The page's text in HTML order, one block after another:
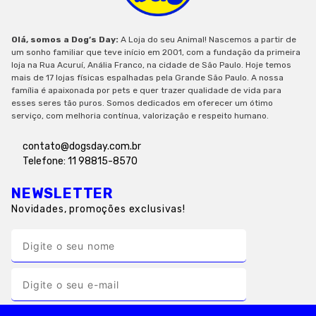
Olá, somos a Dog’s Day: A Loja do seu Animal! Nascemos a partir de
um sonho familiar que teve início em 2001, com a fundação da primeira
loja na Rua Acuruí, Anália Franco, na cidade de São Paulo. Hoje temos
mais de 17 lojas físicas espalhadas pela Grande São Paulo. A nossa
família é apaixonada por pets e quer trazer qualidade de vida para
esses seres tão puros. Somos dedicados em oferecer um ótimo
serviço, com melhoria contínua, valorização e respeito humano.
contato@dogsday.com.br
Telefone: 11 98815-8570
NEWSLETTER
Novidades, promoções exclusivas!